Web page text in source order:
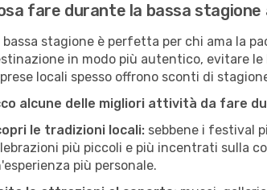
fare durante la bassa stagione
bassa stagione è perfetta per chi ama la
in modo più autentico, evitare
locali spesso offrono sconti di
alcune delle migliori attività da fare
le tradizioni locali: sebbene i festival
più piccoli e più incentrati sulla
più personale.